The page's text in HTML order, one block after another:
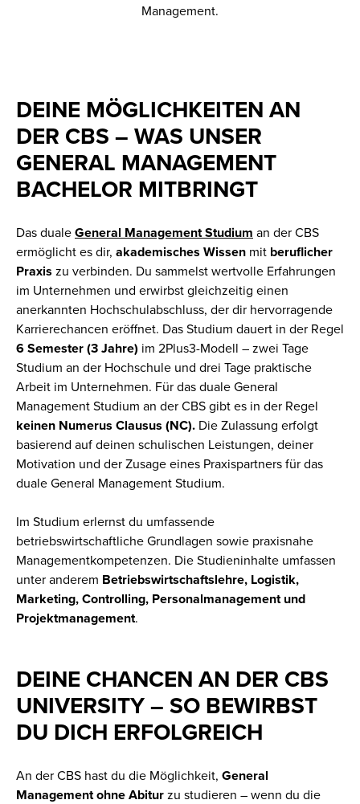
Management.
DEINE MÖGLICHKEITEN AN
DER CBS – WAS UNSER
GENERAL MANAGEMENT
BACHELOR MITBRINGT
Das duale General Management Studium an der CBS
ermöglicht es dir, akademisches Wissen mit beruflicher
Praxis zu verbinden. Du sammelst wertvolle Erfahrungen
im Unternehmen und erwirbst gleichzeitig einen
anerkannten Hochschulabschluss, der dir hervorragende
Karrierechancen eröffnet​. Das Studium dauert in der Regel
6 Semester (3 Jahre) im 2Plus3-Modell – zwei Tage
Studium an der Hochschule und drei Tage praktische
Arbeit im Unternehmen. Für das duale General
Management Studium an der CBS gibt es in der Regel
keinen Numerus Clausus (NC). Die Zulassung erfolgt
basierend auf deinen schulischen Leistungen, deiner
Motivation und der Zusage eines Praxispartners für das
duale General Management Studium.
Im Studium erlernst du umfassende
betriebswirtschaftliche Grundlagen sowie praxisnahe
Managementkompetenzen. Die Studieninhalte umfassen
unter anderem Betriebswirtschaftslehre, Logistik,
Marketing, Controlling, Personalmanagement und
Projektmanagement.
DEINE CHANCEN AN DER CBS
UNIVERSITY – SO BEWIRBST
DU DICH ERFOLGREICH
An der CBS hast du die Möglichkeit, General
Management ohne Abitur zu studieren – wenn du die